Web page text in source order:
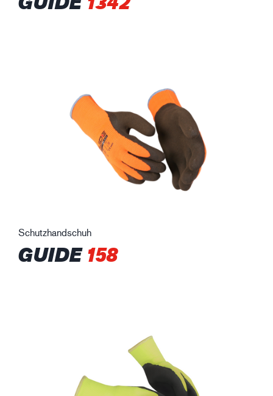
Schutzhandschuh
GUIDE158